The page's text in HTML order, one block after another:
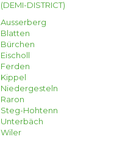
(DEMI-DISTRICT)
Ausserberg
Blatten
Bürchen
Eischoll
Ferden
Kippel
Niedergesteln
Raron
Steg-Hohtenn
Unterbäch
Wiler